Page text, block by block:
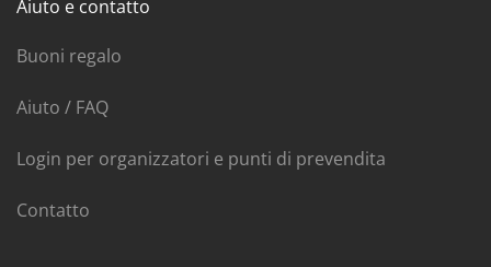
Aiuto e contatto
Buoni regalo
Aiuto / FAQ
Login per organizzatori e punti di prevendita
Contatto